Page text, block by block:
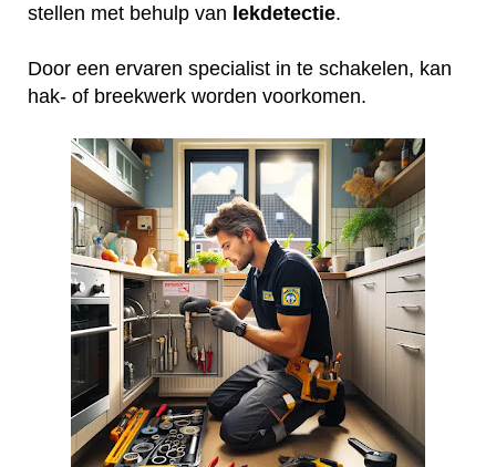
stellen met behulp van lekdetectie.
Door een ervaren specialist in te schakelen, kan
hak- of breekwerk worden voorkomen.